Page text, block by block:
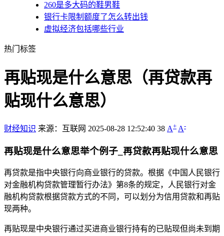
260是多大码的鞋男鞋
银行卡限制额度了怎么转出钱
虚拟经济包括哪些行业
热门标签
再贴现是什么意思（再贷款再
贴现什么意思）
财经知识 来源：互联网 2025-08-28 12:52:40 38 A+ A-
再贴现是什么意思举个例子_再贷款再贴现什么意思
再贷款是指中央银行向商业银行的贷款。根据《中国人民银行
对金融机构贷款管理暂行办法》第8条的规定，人民银行对金
融机构贷款根据贷款方式的不同，可以划分为信用贷款和再贴
现两种。
再贴现是中央银行通过买进商业银行持有的已贴现但尚未到期